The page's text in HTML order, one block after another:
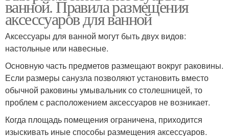
ванной. Правила размещения
аксессуаров для ванной
Аксессуары для ванной могут быть двух видов:
настольные или навесные.
Основную часть предметов размещают вокруг раковины.
Если размеры санузла позволяют установить вместо
обычной раковины умывальник со столешницей, то
проблем с расположением аксессуаров не возникает.
Когда площадь помещения ограничена, приходится
изыскивать иные способы размещения аксессуаров.